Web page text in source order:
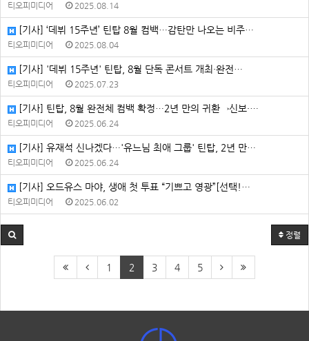
티오피미디어 2025.08.14
[기사] ‘데뷔 15주년’ 틴탑 8월 컴백…감탄만 나오는 비주…
티오피미디어 2025.08.04
[기사] '데뷔 15주년' 틴탑, 8월 단독 콘서트 개최·완전…
티오피미디어 2025.07.23
[기사] 틴탑, 8월 완전체 컴백 확정…2년 만의 귀환→신보·…
티오피미디어 2025.06.24
[기사] 유재석 신나겠다…'유느님 최애 그룹' 틴탑, 2년 만…
티오피미디어 2025.06.24
[기사] 오드유스 마야, 생애 첫 투표 “기쁘고 영광”[선택!…
티오피미디어 2025.06.02
정렬
1 2 3 4 5